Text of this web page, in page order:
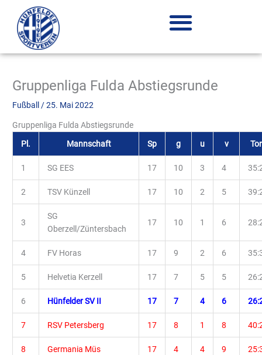
Inhalt
springen
Gruppenliga Fulda Abstiegsrunde
Fußball /25. Mai 2022
Gruppenliga Fulda Abstiegsrunde
Pl.
Mannschaft Sp g u v
1 SG EES 17 10 3 4
2 TSV Künzell 17 10 2 5
3
SG
Oberzell/Züntersbach
17 10 1 6
4 FV Horas 17 9 2 6
5 Helvetia Kerzell 17 7 5 5
6 Hünfelder SV II 17 7 4 6
7 RSV Petersberg 17 8 1 8
8 Germania Müs 17 4 4 9